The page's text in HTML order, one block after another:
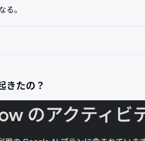
。
たの？